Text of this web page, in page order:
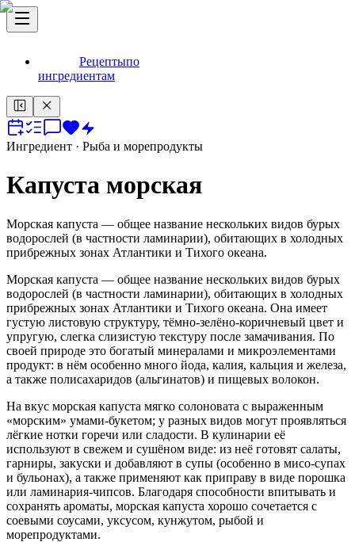
Рецептыпо
ингредиентам
Ингредиент · Рыба и морепродукты
Капуста морская
Морская капуста — общее название нескольких видов бурых
водорослей (в частности ламинарии), обитающих в холодных
прибрежных зонах Атлантики и Тихого океана.
Морская капуста — общее название нескольких видов бурых
водорослей (в частности ламинарии), обитающих в холодных
прибрежных зонах Атлантики и Тихого океана. Она имеет
густую листовую структуру, тёмно‑зелёно‑коричневый цвет и
упругую, слегка слизистую текстуру после замачивания. По
своей природе это богатый минералами и микроэлементами
продукт: в нём особенно много йода, калия, кальция и железа,
а также полисахаридов (альгинатов) и пищевых волокон.
На вкус морская капуста мягко солоновата с выраженным
«морским» умами‑букетом; у разных видов могут проявляться
лёгкие нотки горечи или сладости. В кулинарии её
используют в свежем и сушёном виде: из неё готовят салаты,
гарниры, закуски и добавляют в супы (особенно в мисо‑супах
и бульонах), а также применяют как приправу в виде порошка
или ламинария‑чипсов. Благодаря способности впитывать и
сохранять ароматы, морская капуста хорошо сочетается с
соевыми соусами, уксусом, кунжутом, рыбой и
морепродуктами.